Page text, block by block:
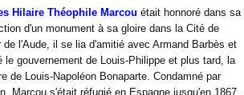
Hilaire Théophile Marcou était honnoré dans sa
d'un monument à sa gloire dans la Cité de
de l'Aude, il se lia d'amitié avec Armand Barbès et
gouvernement de Louis-Philippe et plus tard, la
de Louis-Napoléon Bonaparte. Condamné par
Marcou s'était réfugié en Espagne jusqu'en 1867.